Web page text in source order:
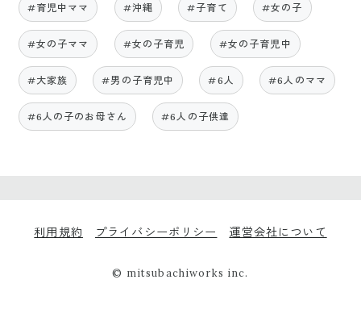
#育児中ママ #沖縄 #子育て #女の子
#女の子ママ #女の子育児 #女の子育児中
#大家族 #男の子育児中 #6人 #6人のママ
#6人の子のお母さん #6人の子供達
利用規約 プライバシーポリシー 運営会社について
© mitsubachiworks inc.